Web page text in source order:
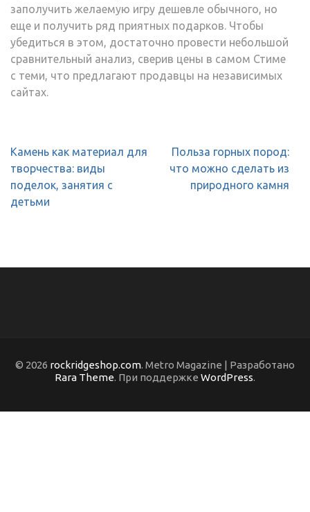
заполучить желаемую игру дешевле обычного, но
еще и получить ряд приятных подарков. Чтобы
убедиться в этом, достаточно провести небольшой
сравнительный анализ, сверив цены в самом Стиме
с теми, что предлагают продавцы на независимых
сайтах.
Навигация
по
записям
Камень как материал для
творчества: виды
поделок, занятия с
детьми
Польза горных пород:
что можно сделать из
природного камня
© 2026 rockridgeshop.com. Metro Magazine | Разработано
Rara Theme. При поддержке WordPress.